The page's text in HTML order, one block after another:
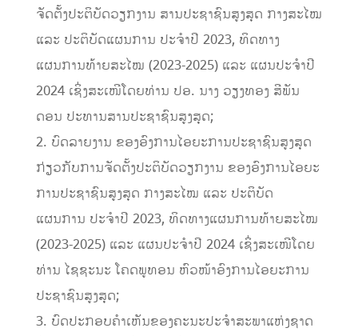
ຈັດຕັ້ງປະຕິບັດວຽກງານ ສານປະຊາຊົນສູງສຸດ ກາງສະໄໝ
ແລະ ປະຕິບັດແຜນການ ປະຈໍາປີ 2023, ທິດທາງ
ແຜນການທ້າຍສະໄໝ (2023-2025) ແລະ ແຜນປະຈໍາປີ
2024 ເຊິ່ງສະເໜີໂດຍທ່ານ ປອ. ນາງ ວຽງທອງ ສີພັນ
ດອນ ປະທານສານປະຊາຊົນສູງສຸດ;
2. ບົດລາຍງານ ຂອງອົງການໄອຍະການປະຊາຊົນສູງສຸດ
ກ່ຽວກັບການຈັດຕັ້ງປະຕິບັດວຽກງານ ຂອງອົງການໄອຍະ
ການປະຊາຊົນສູງສຸດ ກາງສະໄໝ ແລະ ປະຕິບັດ
ແຜນການ ປະຈໍາປີ 2023, ທິດທາງແຜນການທ້າຍສະໄໝ
(2023-2025) ແລະ ແຜນປະຈໍາປີ 2024 ເຊິ່ງສະເໜີໂດຍ
ທ່ານ ໄຊຊະນະ ໂຄດພູທອນ ຫົວໜ້າອົງການໄອຍະການ
ປະຊາຊົນສູງສຸດ;
3. ບົດປະກອບຄໍາເຫັນຂອງຄະນະປະຈຳສະພາແຫ່ງຊາດ